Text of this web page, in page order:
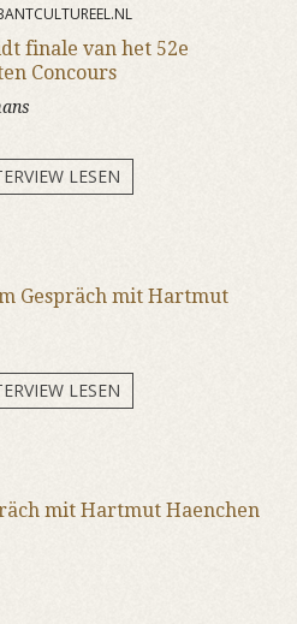
finale van het 52e
Concours
LESEN
Gespräch mit Hartmut
LESEN
mit Hartmut Haenchen